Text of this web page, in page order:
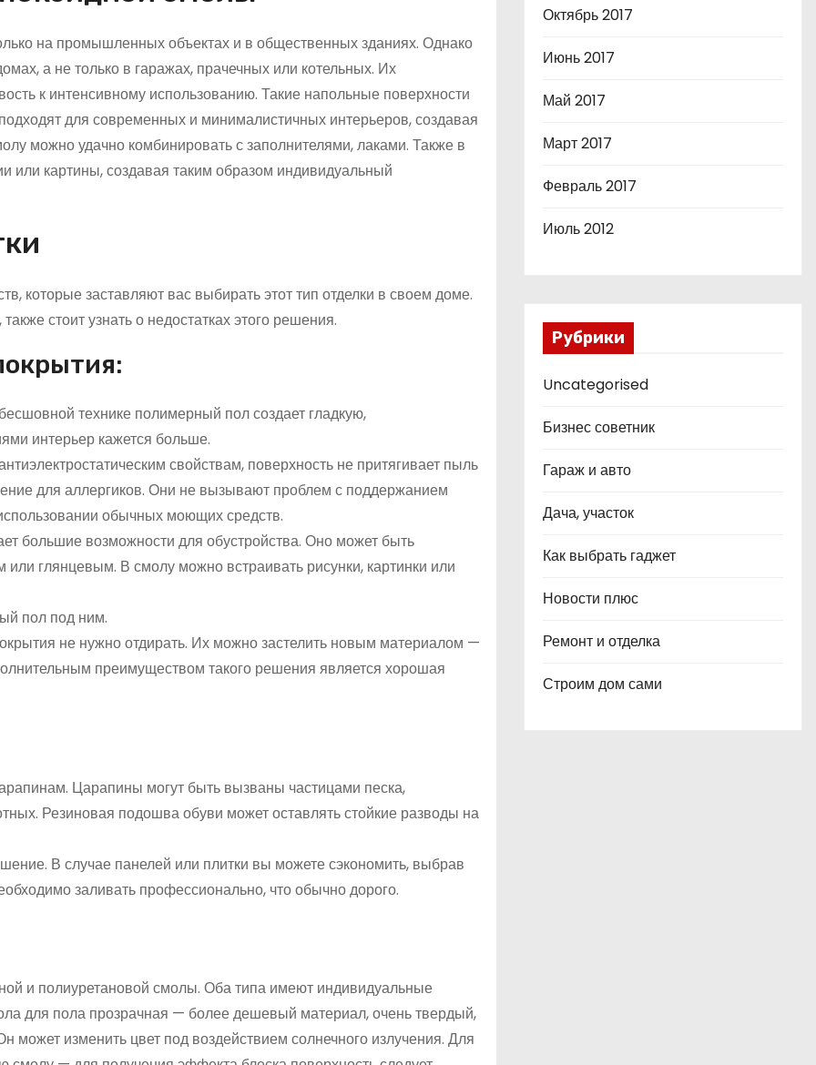
на промышленных объектах и в общественных зданиях. Однако
а не только в гаражах, прачечных или котельных. Их
к интенсивному использованию. Такие напольные поверхности
для современных и минималистичных интерьеров, создавая
можно удачно комбинировать с заполнителями, лаками. Также в
картины, создавая таким образом индивидуальный
которые заставляют вас выбирать этот тип отделки в своем доме.
стоит узнать о недостатках этого решения.
технике полимерный пол создает гладкую,
интерьер кажется больше.
свойствам, поверхность не притягивает пыль
для аллергиков. Они не вызывают проблем с поддержанием
обычных моющих средств.
большие возможности для обустройства. Оно может быть
глянцевым. В смолу можно встраивать рисунки, картинки или
пол под ним.
не нужно отдирать. Их можно застелить новым материалом —
преимуществом такого решения является хорошая
Царапины могут быть вызваны частицами песка,
Резиновая подошва обуви может оставлять стойкие разводы на
В случае панелей или плитки вы можете сэкономить, выбрав
заливать профессионально, что обычно дорого.
и полиуретановой смолы. Оба типа имеют индивидуальные
для пола прозрачная — более дешевый материал, очень твердый,
может изменить цвет под воздействием солнечного излучения. Для
Октябрь 2017
Июнь 2017
Май 2017
Март 2017
Февраль 2017
Июль 2012
Рубрики
Uncategorised
Бизнес советник
Гараж и авто
Дача, участок
Как выбрать гаджет
Новости плюс
Ремонт и отделка
Строим дом сами